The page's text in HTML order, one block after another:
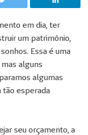
em dia, ter
um patrimônio,
Essa é uma
alguns
algumas
tão esperada
seu orçamento, a